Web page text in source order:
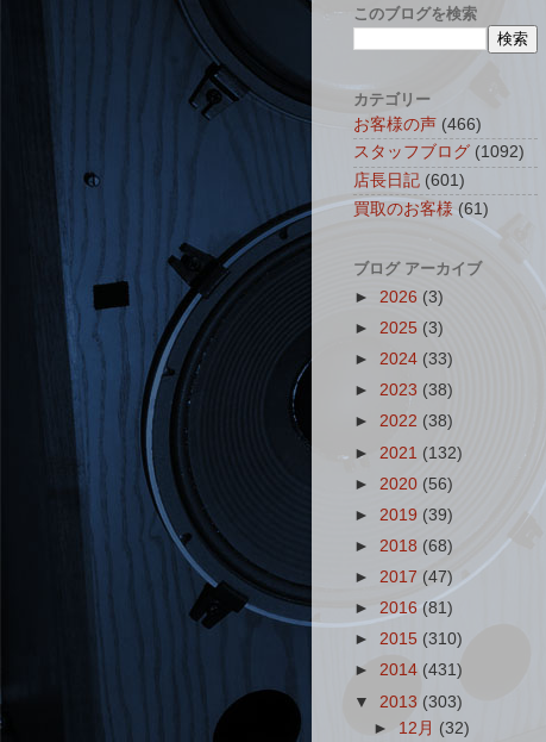
このブログを検索
カテゴリー
お客様の声 (466)
スタッフブログ (1092)
店長日記 (601)
買取のお客様 (61)
ブログ アーカイブ
► 2026 (3)
► 2025 (3)
► 2024 (33)
► 2023 (38)
► 2022 (38)
► 2021 (132)
► 2020 (56)
► 2019 (39)
► 2018 (68)
► 2017 (47)
► 2016 (81)
► 2015 (310)
► 2014 (431)
▼ 2013 (303)
► 12月 (32)